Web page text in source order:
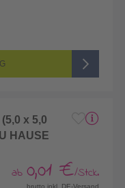
x 5,0
HAUSE
ab 0,01 €/Stck.
brutto inkl. DE-Versand